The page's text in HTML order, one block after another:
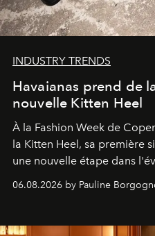
INDUSTRY TRENDS
Havaianas prend de
nouvelle Kitten Heel
À la Fashion Week de
la Kitten Heel, sa première
une nouvelle étape dans
06.08.2026 by Pauline